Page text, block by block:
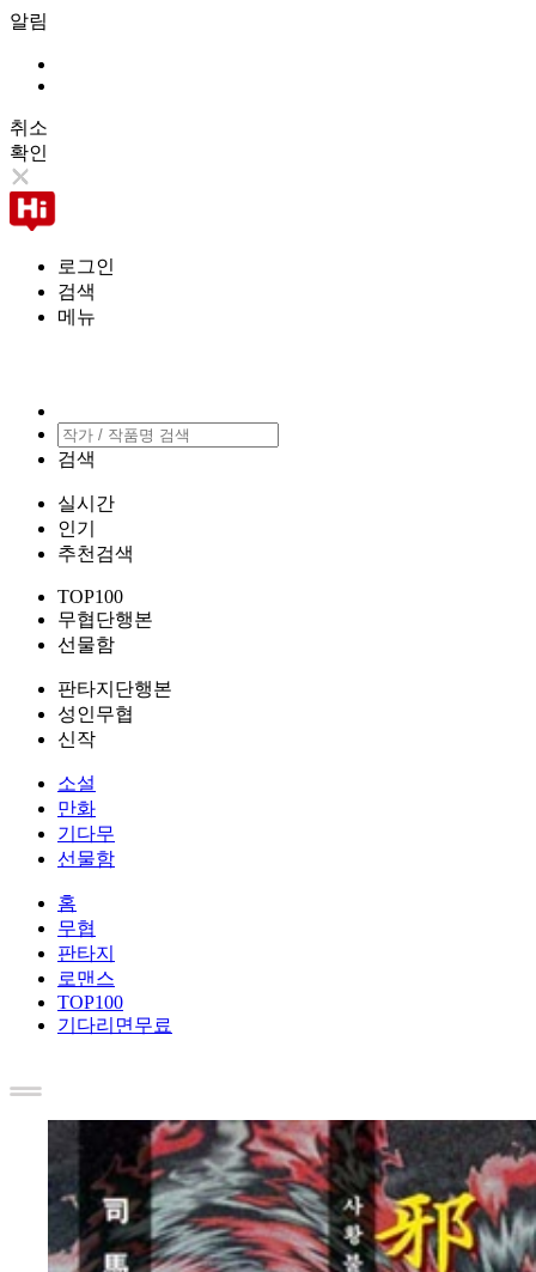
알림
취소
확인
로그인
검색
메뉴
검색
실시간
인기
추천검색
TOP100
무협단행본
선물함
판타지단행본
성인무협
신작
소설
만화
기다무
선물함
홈
무협
판타지
로맨스
TOP100
기다리면무료